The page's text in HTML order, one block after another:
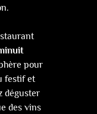
pour
festif et
déguster
des vins